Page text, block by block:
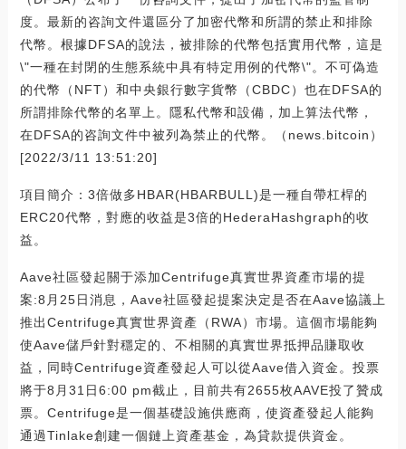
度。最新的咨詢文件還區分了加密代幣和所謂的禁止和排除
代幣。根據DFSA的說法，被排除的代幣包括實用代幣，這是
\"一種在封閉的生態系統中具有特定用例的代幣\"。不可偽造
的代幣（NFT）和中央銀行數字貨幣（CBDC）也在DFSA的
所謂排除代幣的名單上。隱私代幣和設備，加上算法代幣，
在DFSA的咨詢文件中被列為禁止的代幣。（news.bitcoin）
[2022/3/11 13:51:20]
項目簡介：3倍做多HBAR(HBARBULL)是一種自帶杠桿的
ERC20代幣，對應的收益是3倍的HederaHashgraph的收
益。
Aave社區發起關于添加Centrifuge真實世界資產市場的提
案:8月25日消息，Aave社區發起提案決定是否在Aave協議上
推出Centrifuge真實世界資產（RWA）市場。這個市場能夠
使Aave儲戶針對穩定的、不相關的真實世界抵押品賺取收
益，同時Centrifuge資產發起人可以從Aave借入資金。投票
將于8月31日6:00 pm截止，目前共有2655枚AAVE投了贊成
票。Centrifuge是一個基礎設施供應商，使資產發起人能夠
通過Tinlake創建一個鏈上資產基金，為貸款提供資金。